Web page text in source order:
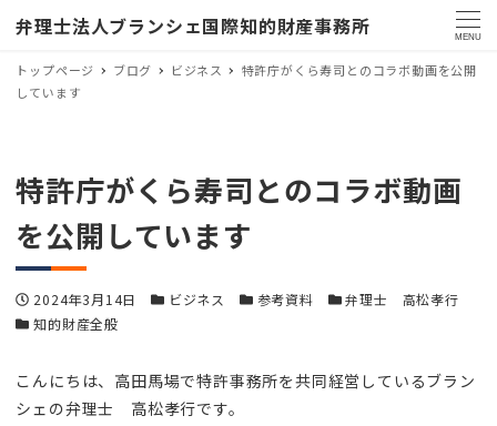
弁理士法人ブランシェ国際知的財産事務所 MENU
トップページ ブログ ビジネス
特許庁がくら寿司とのコラボ動画を公開
しています
特許庁がくら寿司とのコラボ動画
を公開しています
投稿日
2024年3月14日 カテゴリー
ビジネス カテゴリー
参考資料 カテゴリー
弁理士 高松孝行
カテゴリー
知的財産全般
こんにちは、高田馬場で特許事務所を共同経営しているブラン
シェの弁理士 高松孝行です。